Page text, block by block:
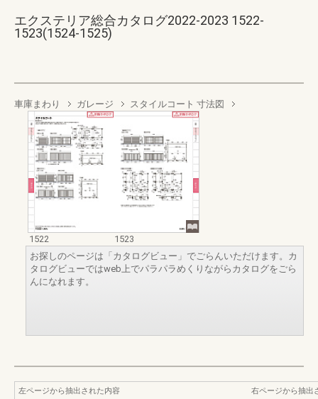
エクステリア総合カタログ2022-2023 1522-
1523(1524-1525)
車庫まわり ガレージ スタイルコート 寸法図
1522
1523
お探しのページは「カタログビュー」でごらんいただけます。カ
タログビューではweb上でパラパラめくりながらカタログをごら
んになれます。
左ページから抽出された内容
右ページから抽出